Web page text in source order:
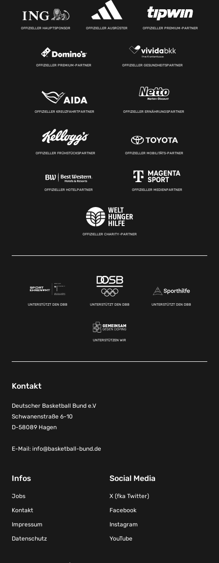
OFFIZIELLER HAUPTSPONSOR OFFIZIELLER AUSRÜSTER OFFIZIELLER PREMIUM-PARTNER
OFFIZIELLER PREMIUM-PARTNER OFFIZIELLER GESUNDHEITSPARTNER
OFFIZIELLER KREUZFAHRTPARTNER OFFIZIELLER ERNÄHRUNGSPARTNER
OFFIZIELLER FRÜHSTÜCKSPARTNER OFFIZIELLER MOBILITÄTS-PARTNER
OFFIZIELLER HOTELPARTNER OFFIZIELLER MEDIENPARTNER
OFFIZIELLER CHARITY-PARTNER
UNTERSTÜTZT DEN DBB UNTERSTÜTZT DEN DBB UNTERSTÜTZT DEN DBB
UNTERSTÜTZEN WIR
Kontakt
Deutscher Basketball Bund e.V
Schwanenstraße 6-10
D-58089 Hagen
E-Mail: info@basketball-bund.de
Infos
Jobs
Kontakt
Impressum
Datenschutz
Social Media
X (fka Twitter)
Facebook
Instagram
YouTube